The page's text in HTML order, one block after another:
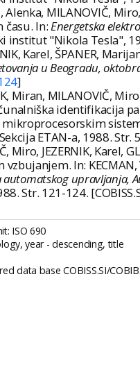
Alenka, MILANOVIČ,
času. In:Energetska
institut "Nikola Tesla",
Karel, ŠPANER,
u Beogradu,
]
Miran, MILANOVIČ,
identifikacija
ETAN-a, 1988. Str.
Miro, JEZERNIK,
In:
automatskog
Str. 121-124.
ISO 690
year - descending, title
data base COBISS.SI/